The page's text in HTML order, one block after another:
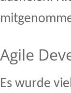
Agile
Es wurde